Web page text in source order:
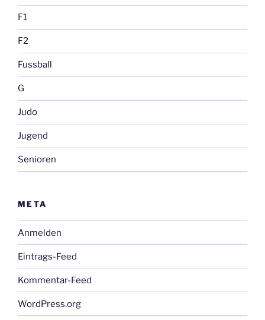
F1
F2
Fussball
G
Judo
Jugend
Senioren
META
Anmelden
Eintrags-Feed
Kommentar-Feed
WordPress.org